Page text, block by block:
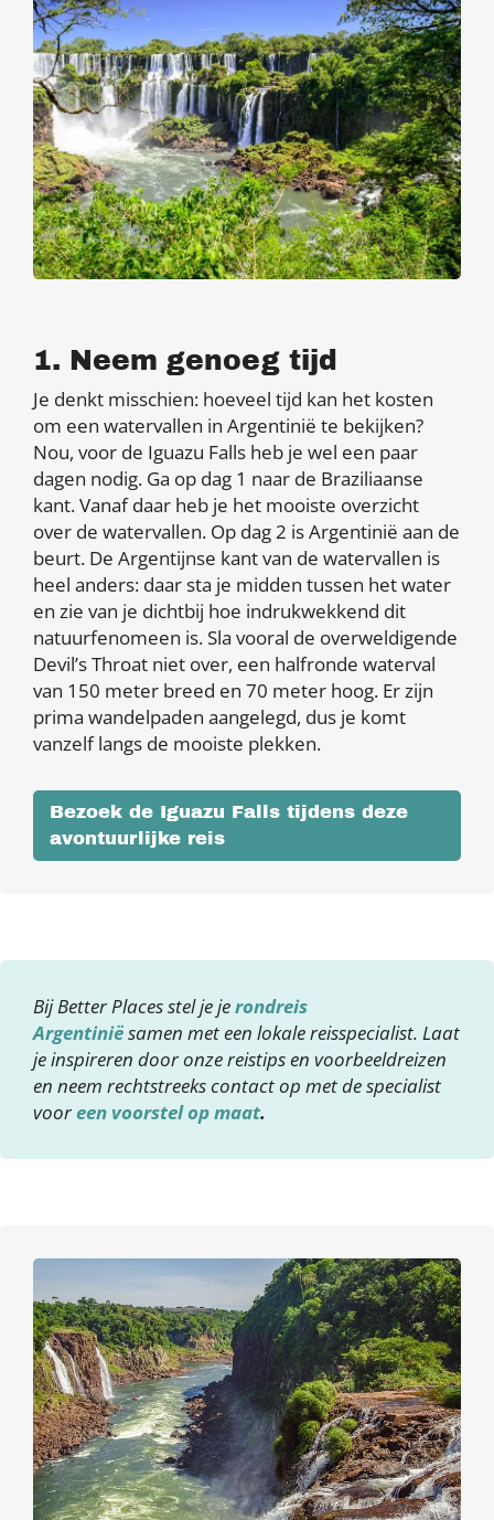
1. Neem genoeg tijd
Je denkt misschien: hoeveel tijd kan het kosten
om een watervallen in Argentinië te bekijken?
Nou, voor de Iguazu Falls heb je wel een paar
dagen nodig. Ga op dag 1 naar de Braziliaanse
kant. Vanaf daar heb je het mooiste overzicht
over de watervallen. Op dag 2 is Argentinië aan de
beurt. De Argentijnse kant van de watervallen is
heel anders: daar sta je midden tussen het water
en zie van je dichtbij hoe indrukwekkend dit
natuurfenomeen is. Sla vooral de overweldigende
Devil’s Throat niet over, een halfronde waterval
van 150 meter breed en 70 meter hoog. Er zijn
prima wandelpaden aangelegd, dus je komt
vanzelf langs de mooiste plekken.
Bezoek de Iguazu Falls tijdens deze
avontuurlijke reis
Bij Better Places stel je jerondreis
Argentiniësamen met een lokale reisspecialist. Laat
je inspireren door onze reistips en voorbeeldreizen
en neem rechtstreeks contact op met de specialist
vooreen voorstel op maat.